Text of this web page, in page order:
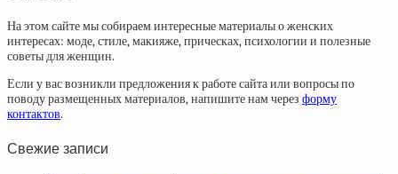
На этом сайте мы собираем интересные материалы о женских
интересах: моде, стиле, макияже, прическах, психологии и полезные
советы для женщин.
Если у вас возникли предложения к работе сайта или вопросы по
поводу размещенных материалов, напишите нам через форму
контактов.
Свежие записи